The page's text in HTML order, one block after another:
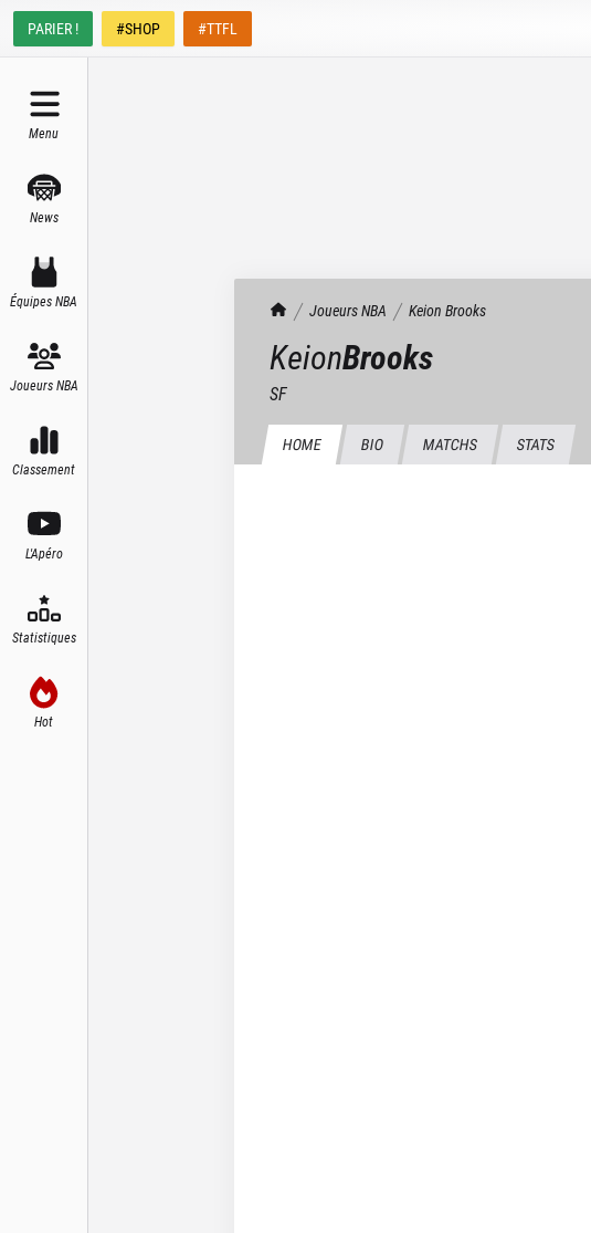
PARIER ! #SHOP #TTFL
Menu
News
Équipes NBA
Joueurs NBA
Classement
L'Apéro
Statistiques
Hot
TrashTalk Actu NBA
Joueurs NBA Keion Brooks
KeionBrooks
SF
HOME BIO MATCHS STATS